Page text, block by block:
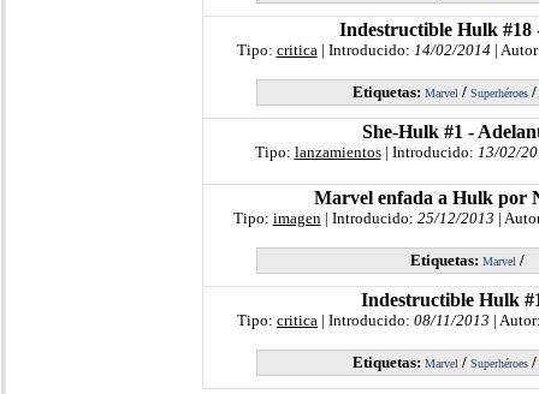
Indestructible Hulk #18
Tipo: critica| Introducido: 14/02/2014|
Etiquetas: Marvel/ Superhéroes/
She-Hulk #1 -
Tipo: lanzamientos| Introducido: 13/02/
Marvel enfada a Hulk por
Tipo: imagen| Introducido: 25/12/2013 |
Etiquetas: Marvel/
Indestructible Hulk
Tipo: critica | Introducido: 08/11/2013 |
Etiquetas: Marvel/ Superhéroes/